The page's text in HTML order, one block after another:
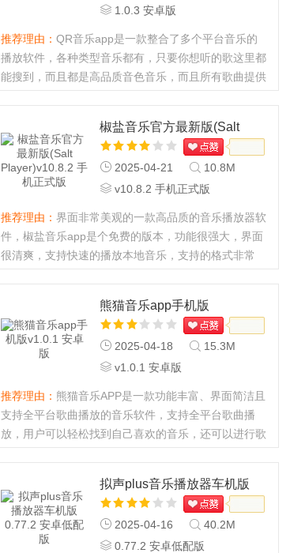
1.0.3 安卓版
推荐理由： QR音乐app是一款整合了多个平台音乐的
播放软件，各种类型音乐都有，只要你想听的歌这里都
能搜到，而且都是高品质音色音乐，而且所有歌曲提供
3、即可得到相关歌曲4、点...椒盐音乐官方最新版(Salt
Player)
2025-04-21
10.8M
v10.8.2 手机正式版
推荐理由： 界面非常美观的一款高品质的音乐播放器软
件，椒盐音乐app是个免费的版本，功能很强大，界面
很清爽，支持快速的播放本地音乐，支持的格式非常
熊猫音乐app手机版
2025-04-18
15.3M
v1.0.1 安卓版
推荐理由： 熊猫音乐APP是一款功能丰富、界面简洁且
支持全平台歌曲播放的音乐软件，支持全平台歌曲播
放，用户可以轻松找到自己喜欢的音乐，还可以进行歌
搜索栏2、输入要听的歌曲...拟声plus音乐播放器车机版
2025-04-16
40.2M
0.77.2 安卓低配版